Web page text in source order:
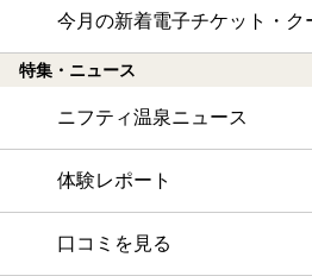
今月の新着電子チケット・ク
特集・ニュース
ニフティ温泉ニュース
体験レポート
口コミを見る